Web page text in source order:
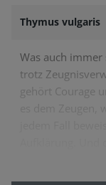
Thymus vulgaris
Was auch immer
trotz
gehört Courage